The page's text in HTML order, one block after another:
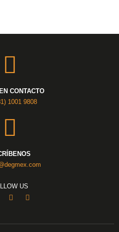
CONTACTO
1001 9808
US